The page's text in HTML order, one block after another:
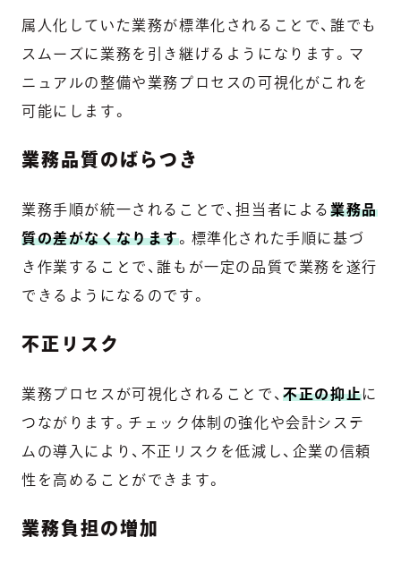
属人化していた業務が標準化されることで、誰でも
スムーズに業務を引き継げるようになります。マ
ニュアルの整備や業務プロセスの可視化がこれを
可能にします。
業務品質のばらつき
業務手順が統一されることで、担当者による 業務品
質の差がなくなります。標準化された手順に基づ
き作業することで、誰もが一定の品質で業務を遂行
できるようになるのです。
不正リスク
業務プロセスが可視化されることで、不正の抑止に
つながります。チェック体制の強化や会計システ
ムの導入により、不正リスクを低減し、企業の信頼
性を高めることができます。
業務負担の増加